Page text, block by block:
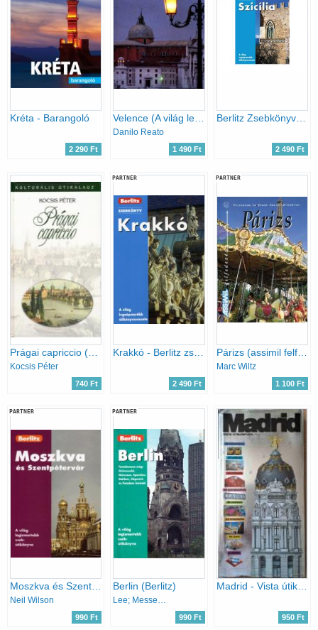
Kréta - Barangoló
2 290 Ft
Danilo Reato
1 490 Ft
Berlitz Zsebkönyv - Szicília
2 490 Ft
Kocsis Péter
740 Ft
PARTNER
2 490 Ft
PARTNER
Párizs (assimil felfedezés)
Marc Wiltz
1 100 Ft
PARTNER
Neil Wilson
990 Ft
PARTNER
Berlin (Berlitz)
Lee; Messenger; Altman
990 Ft
Madrid - Vista útikönyvek
950 Ft